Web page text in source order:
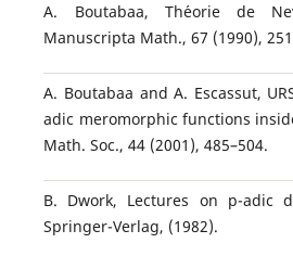
A. Boutabaa, Th´eorie de
Manuscripta Math., 67 (1990),
A. Boutabaa and A. Escassut,
adic meromorphic functions
Math. Soc., 44 (2001), 485–504.
B. Dwork, Lectures on p-adic
Springer-Verlag, (1982).